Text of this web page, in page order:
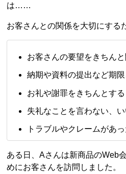
は……
お客さんとの関係を大切にする
お客さんの要望をきちん
納期や資料の提出など期
お礼や謝罪をきちんとする
失礼なことを言わない、
トラブルやクレームがあ
ある日、Aさんは新商品のWeb
めにお客さんを訪問しました。